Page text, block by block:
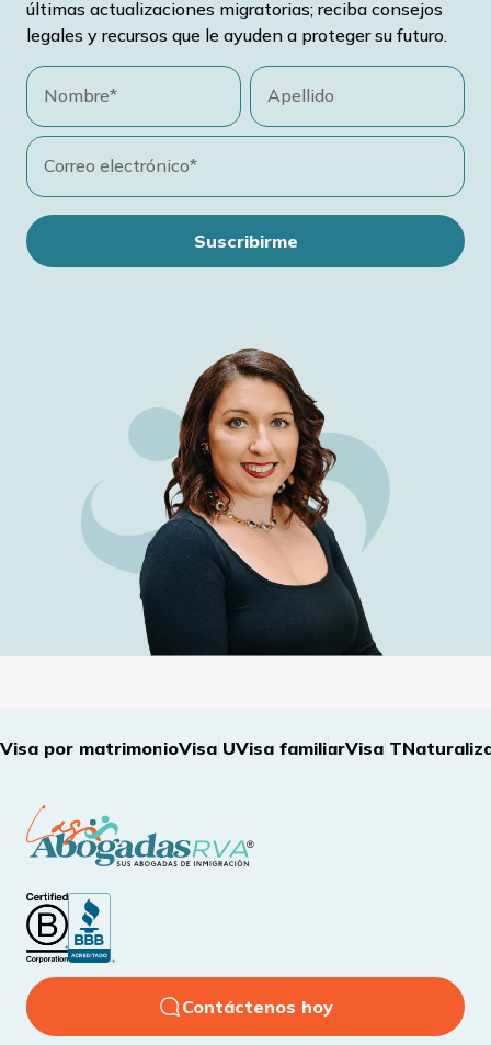
últimas actualizaciones migratorias; reciba consejos
legales y recursos que le ayuden a proteger su futuro.
Nombre* Apellido
Correo electrónico*
Suscribirme
Visa por matrimonioVisa UVisa familiarVisa T
Contáctenos hoy